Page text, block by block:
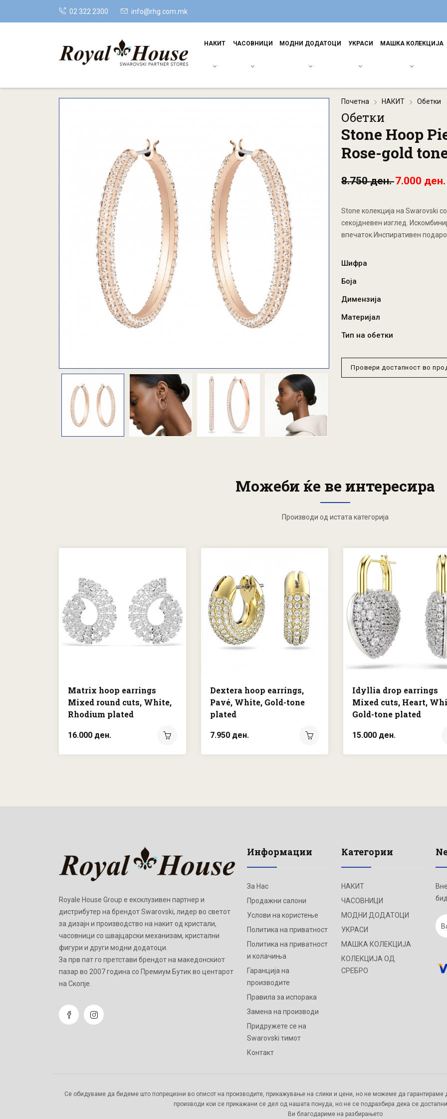
02 322 2300 info@rhg.com.mk
НАКИТ ЧАСОВНИЦИ МОДНИ ДОДАТОЦИ УКРАСИ МАШКА КОЛЕКЦИЈА
Почетна НАКИТ Обетки
Обетки
Stone Hoop
Rose-gold
8.750 ден.7.000 ден.
Stone колекција на Swarovski
секојдневен изглед.
впечаток.Инспиративен
Шифра
Боја
Димензија
Материјал
Тип на обетки
Провери достапност во
Можеби ќе ве интересира
Производи од истата категорија
Matrix hoop earrings
Mixed round cuts, White,
Rhodium plated
16.000 ден.
Dextera hoop earrings,
Pavé, White, Gold-tone
plated
7.950 ден.
Idyllia drop earrings
Mixed cuts, Heart,
Gold-tone plated
15.000 ден.
Royale House Group е ексклузивен партнер и
дистрибутер на брендот Swarovski, лидер во светот
за дизајн и производство на накит од кристали,
часовници со швајцарски механизам, кристални
фигури и други модни додатоци.
Зa прв пат го претстави брендот на македонскиот
пазар во 2007 година со Премиум Бутик во центарот
на Скопје.
Информации
За Нас
Продажни салони
Услови на користење
Политика на приватност
Политика на приватност
и колачиња
Гаранција на
производите
Правила за испорака
Замена на производи
Придружете се на
Swarovski тимот
Контакт
Категории
НАКИТ
ЧАСОВНИЦИ
МОДНИ ДОДАТОЦИ
УКРАСИ
МАШКА КОЛЕКЦИЈА
КОЛЕКЦИЈА ОД
СРЕБРО
Се обидуваме да бидеме што попрецизни во описот на производите, прикажување на слики и цени, но не можеме да гарантираме
производи кои се прикажани се дел од нашата понуда, но не се подразбира дека се
Ви благодариме на разбирањето